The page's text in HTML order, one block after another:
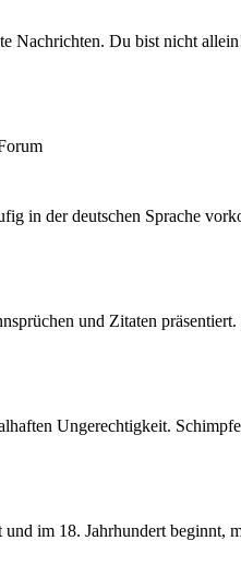
Nachrichten. Du bist nicht
in der deutschen Sprache
und Zitaten
Ungerechtigkeit.
im 18. Jahrhundert beginnt,